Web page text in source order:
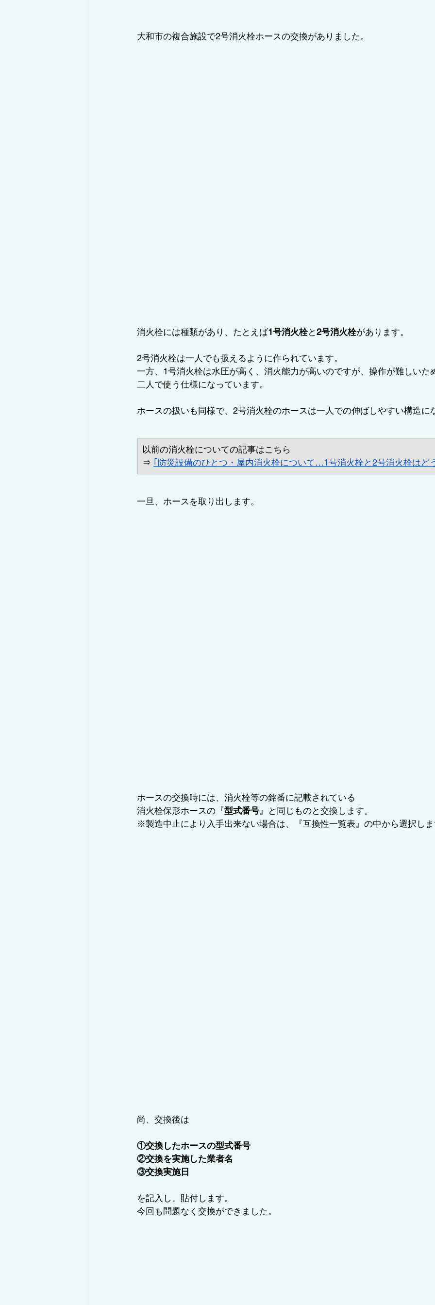
大和市の複合施設で2号消火栓ホースの交換がありました。
消火栓には種類があり、たとえば1号消火栓と2号消火栓があります。
2号消火栓は一人でも扱えるように作られています。
一方、1号消火栓は水圧が高く、消火能力が高いのですが、操作が難しいた
二人で使う仕様になっています。
ホースの扱いも同様で、2号消火栓のホースは一人での伸ばしやすい構造に
以前の消火栓についての記事はこちら
⇒ ｢防災設備のひとつ・屋内消火栓について…1号消火栓と2号消火栓はど
一旦、ホースを取り出します。
ホースの交換時には、消火栓等の銘番に記載されている
消火栓保形ホースの『型式番号 』と同じものと交換します。
※製造中止により入手出来ない場合は、『互換性一覧表』の中から選択し
尚、交換後は
①交換したホースの型式番号
②交換を実施した業者名
③交換実施日
を記入し、貼付します。
今回も問題なく交換ができました。